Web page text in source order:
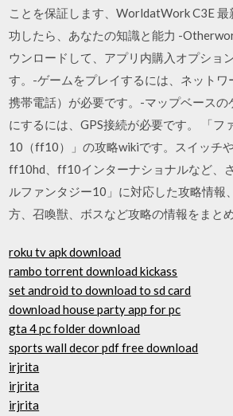
ことを保証します、WorldatWork C3E 最
功したら、あなたの知識と能力 -
ウンロードして、アプリ内購入オプショ
す。-ゲームをプレイするには、ネット
携帯電話）が必要です。-マップベースの
にするには、GPS接続が必要です。 「フ
10（ff10）」の攻略wikiです。スイッチ
ff10hd、ff10インターナショナルなど、
ルファンタジー10」に対応した攻略情報
方、召喚獣、ボスなど攻略の情報をまと
roku tv apk download
rambo torrent download kickass
set android to download to sd card
download house party app for pc
gta 4 pc folder download
sports wall decor pdf free download
irjrita
irjrita
irjrita